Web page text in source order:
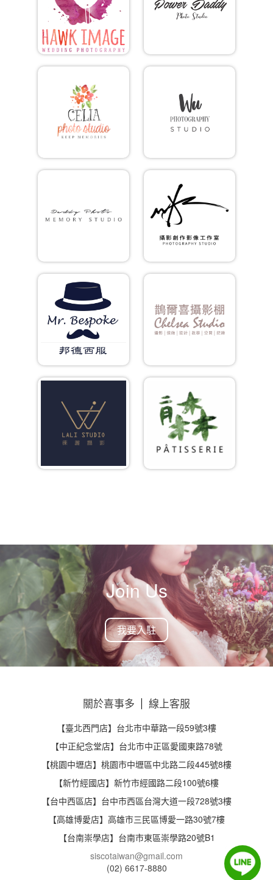
Join Us
我要入駐
關於喜事多 線上客服
【臺北西門店】台北市中華路一段59號3樓
【中正紀念堂店】台北市中正區愛國東路78號
【桃園中壢店】桃園市中壢區中北路二段445號8樓
【新竹經國店】新竹市經國路二段100號6樓
【台中西區店】台中市西區台灣大道一段728號3樓
【高雄博愛店】高雄市三民區博愛一路30號7樓
【台南崇學店】台南市東區崇學路20號B1
siscotaiwan@gmail.com
(02) 6617-8880